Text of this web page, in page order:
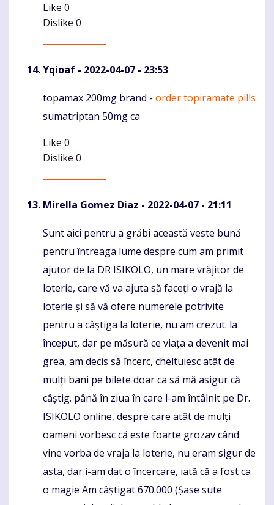
Like 0
Dislike 0
Yqioaf - 2022-04-07 - 23:53
Komentaras
topamax 200mg brand - order topiramate pills
sumatriptan 50mg ca
Like 0
Dislike 0
Mirella Gomez Diaz - 2022-04-07 - 21:11
Komentaras
Sunt aici pentru a grăbi această veste bună
pentru întreaga lume despre cum am primit
ajutor de la DR ISIKOLO, un mare vrăjitor de
loterie, care vă va ajuta să faceți o vrajă la
loterie și să vă ofere numerele potrivite
pentru a câștiga la loterie, nu am crezut. la
început, dar pe măsură ce viața a devenit mai
grea, am decis să încerc, cheltuiesc atât de
mulți bani pe bilete doar ca să mă asigur că
câștig. până în ziua în care l-am întâlnit pe Dr.
ISIKOLO online, despre care atât de mulți
oameni vorbesc că este foarte grozav când
vine vorba de vraja la loterie, nu eram sigur de
asta, dar i-am dat o încercare, iată că a fost ca
o magie Am câștigat 670.000 (Șase sute